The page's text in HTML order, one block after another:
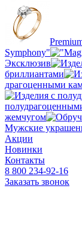
Symphony"
Эксклюзив
бриллиантами
драгоценными
жемчугом
Мужские
Акции
Новинки
Контакты
8 800 234-92-16
Заказать звонок